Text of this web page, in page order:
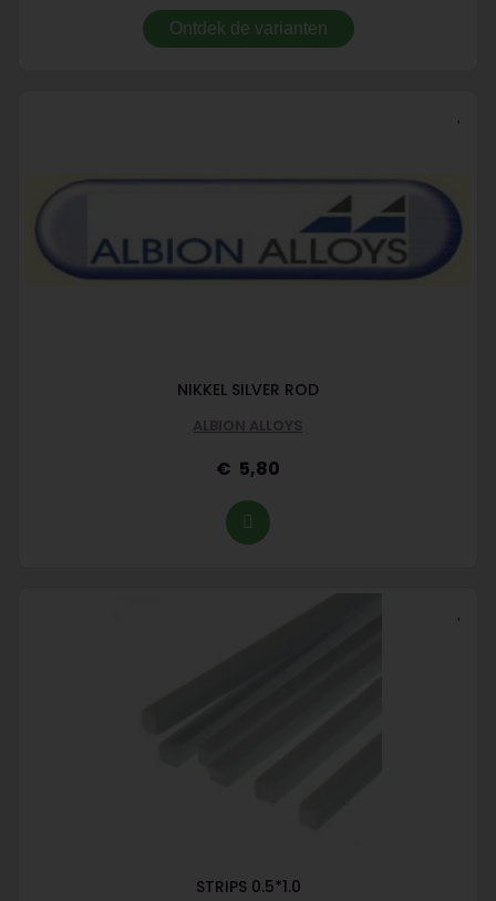
Ontdek de varianten
NIKKEL SILVER ROD
ALBION ALLOYS
5,80
STRIPS 0.5*1.0